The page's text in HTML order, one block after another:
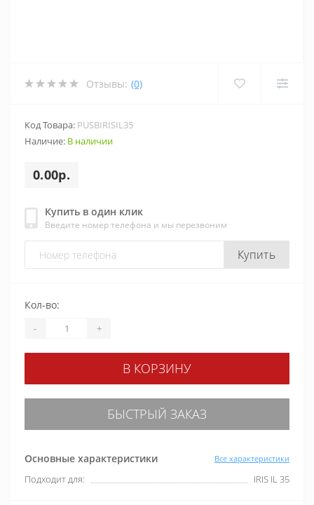
Отзывы: (0)
Код Товара: PUSBIRISIL35
Наличие: В наличии
0.00р.
Купить в один клик
Введите номер телефона и мы перезвоним
Купить
Основные характеристики Все характеристики
Подходит для: IRIS IL 35
Кол-во:
- +
В КОРЗИНУ
БЫСТРЫЙ ЗАКАЗ